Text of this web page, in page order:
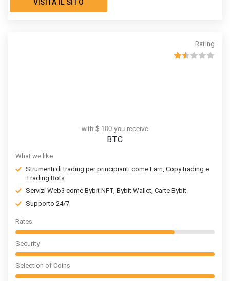
VISITA IL SITO
Rating
with $ 100 you receive
BTC
What we like
Strumenti di trading per principianti come Earn, Copy trading e
Trading Bots
Servizi Web3 come Bybit NFT, Bybit Wallet, Carte Bybit
Supporto 24/7
Rates
Security
Selection of Coins